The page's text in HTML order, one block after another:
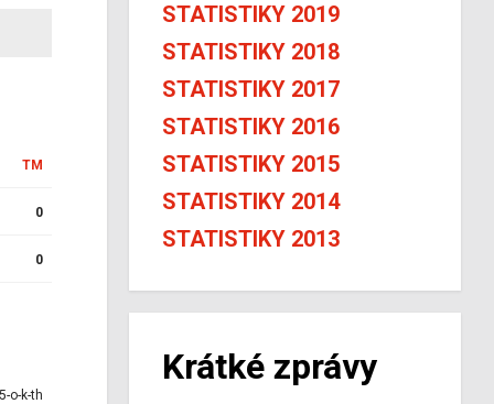
TM
0
0
o-k-th
STATISTIKY 2019
STATISTIKY 2018
STATISTIKY 2017
STATISTIKY 2016
STATISTIKY 2015
STATISTIKY 2014
STATISTIKY 2013
Krátké zprávy